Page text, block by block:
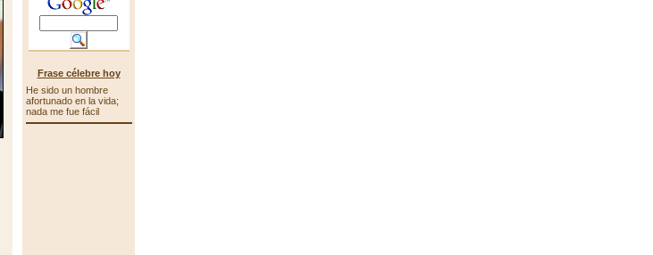
Frase célebre hoy
He sido un hombre
afortunado en la vida;
nada me fue fácil